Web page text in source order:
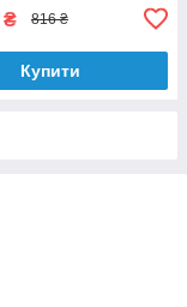
₴ 816 ₴
Купити